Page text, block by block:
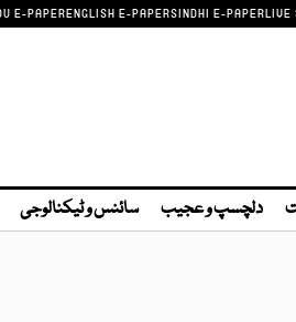
E-PAPERENGLISH E-PAPERSINDHI E-PAPERLIVE
دلچسپ و عجیب سائنس و ٹیکنالوجی